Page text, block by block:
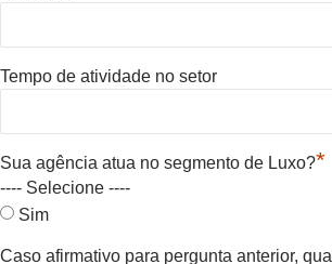
Tempo de atividade no setor
Sua agência atua no segmento de Luxo?*
---- Selecione ----
Sim
Caso afirmativo para pergunta anterior, qual